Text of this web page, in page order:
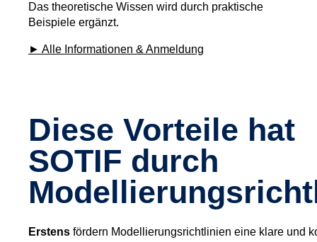
Das theoretische Wissen wird durch praktische
Beispiele ergänzt.
► Alle Informationen & Anmeldung
Diese Vorteile hat
SOTIF durch
Erstens fördern Modellierungsrichtlinien eine klare und